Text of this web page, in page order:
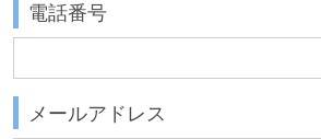
電話番号
メールアドレス